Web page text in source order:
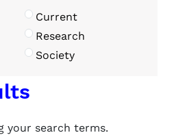
Current
Research
Society
your search terms.